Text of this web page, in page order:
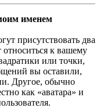
именем
присутствовать два
к вашему
или точки,
вы оставили,
Другое, обычно
как «аватара» и